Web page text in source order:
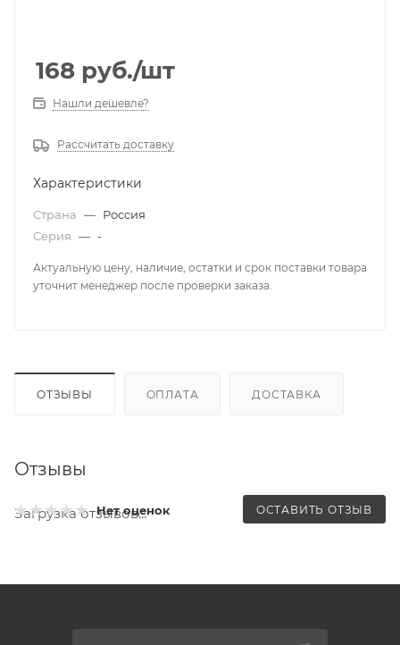
168 руб./шт
Нашли дешевле?
Рассчитать доставку
Характеристики
Страна — Россия
Серия — -
Актуальную цену, наличие, остатки и срок поставки товара
уточнит менеджер после проверки заказа.
ОТЗЫВЫ ОПЛАТА ДОСТАВКА
Отзывы
Нет оценок ОСТАВИТЬ ОТЗЫВ
Загрузка отзывов...